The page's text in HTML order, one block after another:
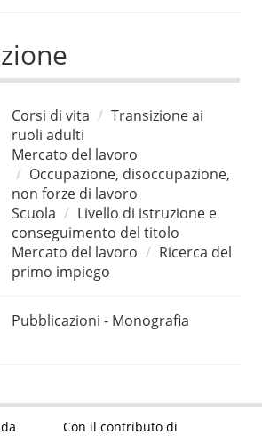
Corsi di vita
Transizione ai
ruoli adulti
Mercato del lavoro
Occupazione, disoccupazione,
non forze di lavoro
Scuola
Livello di istruzione e
conseguimento del titolo
Mercato del lavoro
Ricerca del
primo impiego
Pubblicazioni - Monografia
Con il contributo di